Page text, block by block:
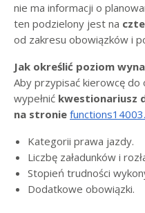
nie ma informacji o
ten podzielony jest na
od zakresu obowiązków i
Jak określić poziom
Aby przypisać kierowcę
wypełnić kwestionariusz
na stronie
Kategorii prawa jazdy.
Liczbę załadunków i
Stopień trudności
Dodatkowe obowiązki.